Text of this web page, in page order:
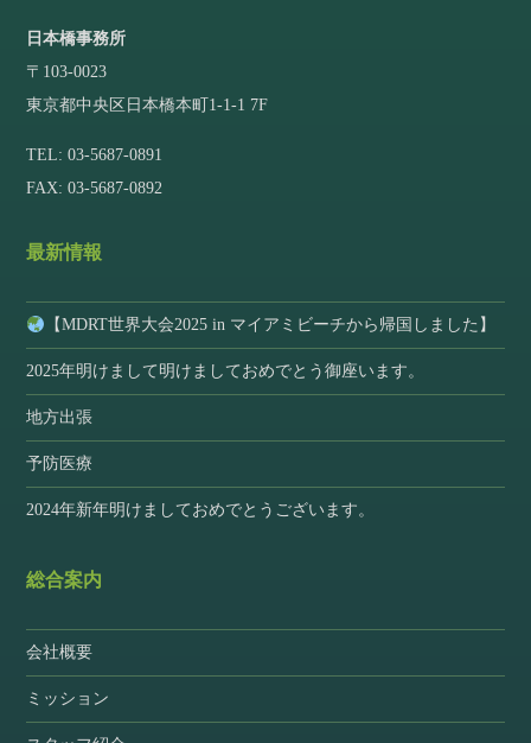
日本橋事務所
〒103-0023
東京都中央区日本橋本町1-1-1 7F
TEL: 03-5687-0891
FAX: 03-5687-0892
最新情報
【MDRT世界大会2025 in マイアミビーチから帰国しました】
2025年明けまして明けましておめでとう御座います。
地方出張
予防医療
2024年新年明けましておめでとうございます。
総合案内
会社概要
ミッション